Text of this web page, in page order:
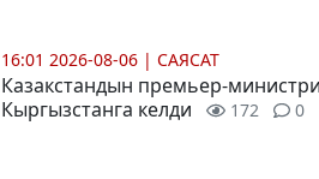
16:01 2026-08-06 | САЯСАТ
Казакстандын премьер-министри
Кыргызстанга келди
172 0